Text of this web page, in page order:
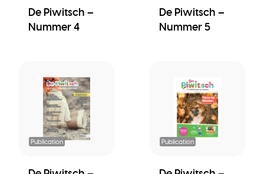
De Piwitsch –
Nummer 4
De Piwitsch –
Nummer 5
Publication Publication